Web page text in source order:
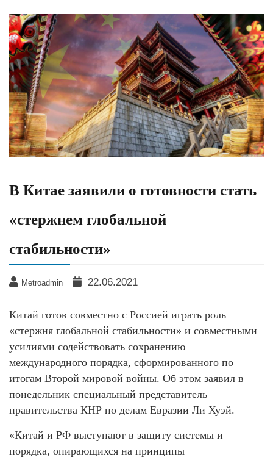
В Китае заявили о готовности стать
«стержнем глобальной
стабильности»
Metroadmin 22.06.2021
Китай готов совместно с Россией играть роль
«стержня глобальной стабильности» и совместными
усилиями содействовать сохранению
международного порядка, сформированного по
итогам Второй мировой войны. Об этом заявил в
понедельник специальный представитель
правительства КНР по делам Евразии Ли Хуэй.
«Китай и РФ выступают в защиту системы и
порядка, опирающихся на принципы